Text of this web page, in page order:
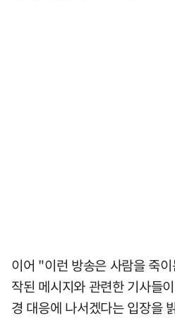
이어 "이런 방송은 사람을 죽
작된 메시지와 관련한 기사들
경 대응에 나서겠다는 입장을